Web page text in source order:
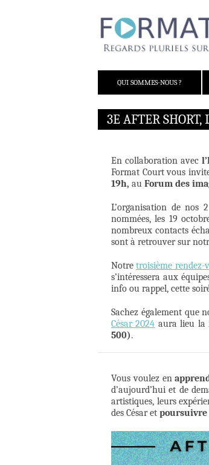
QUI SOMMES-NOUS ?
3E AFTER
En collaboration avec
Format Court vous
19h, au Forum des
L’organisation de nos
nommées, les 19
nombreux contacts
sont à retrouver sur
Notretroisième rendez-
s’intéressera aux
info ou rappel, cette
Sachez également que
César 2024 aura lieu la
500).
Vous voulez en
d’aujourd’hui et de
artistiques, leurs
des César et poursuivre